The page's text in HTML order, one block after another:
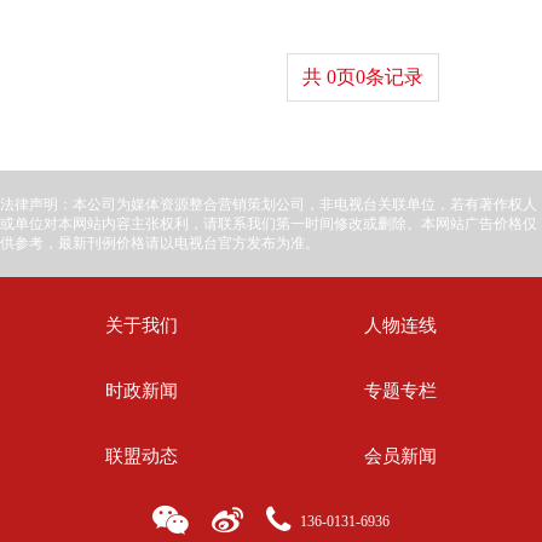
共 0页0条记录
法律声明：本公司为媒体资源整合营销策划公司，非电视台关联单位，若有著作权人
或单位对本网站内容主张权利，请联系我们第一时间修改或删除。本网站广告价格仅
供参考，最新刊例价格请以电视台官方发布为准。
关于我们 人物连线
时政新闻 专题专栏
联盟动态 会员新闻
136-0131-6936